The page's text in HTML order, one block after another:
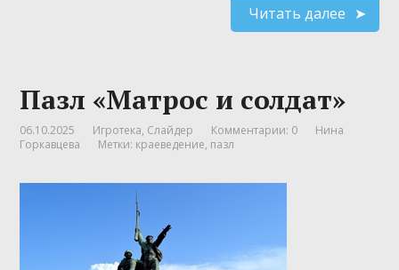
Читать далее
Пазл «Матрос и солдат»
06.10.2025 Игротека, Слайдер Комментарии: 0
Нина
Горкавцева
Метки: краеведение, пазл